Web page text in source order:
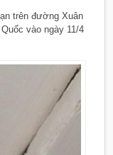
trên đường Xuân
vào ngày 11/4